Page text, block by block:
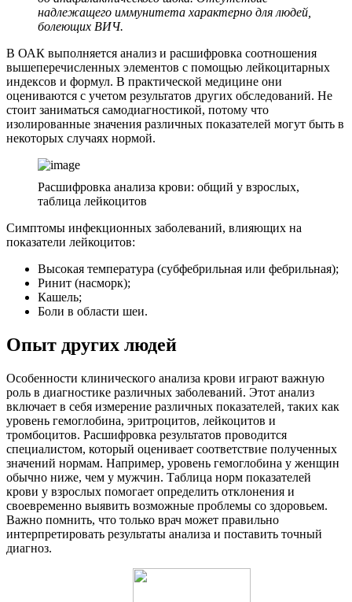
надлежащего иммунитета характерно для людей,
болеющих ВИЧ.
В ОАК выполняется анализ и расшифровка соотношения
вышеперечисленных элементов с помощью лейкоцитарных
индексов и формул. В практической медицине они
оцениваются с учетом результатов других обследований. Не
стоит заниматься самодиагностикой, потому что
изолированные значения различных показателей могут быть в
некоторых случаях нормой.
Расшифровка анализа крови: общий у взрослых,
таблица лейкоцитов
Симптомы инфекционных заболеваний, влияющих на
показатели лейкоцитов:
Высокая температура (субфебрильная или фебрильная);
Ринит (насморк);
Кашель;
Боли в области шеи.
Опыт других людей
Особенности клинического анализа крови играют важную
роль в диагностике различных заболеваний. Этот анализ
включает в себя измерение различных показателей, таких как
уровень гемоглобина, эритроцитов, лейкоцитов и
тромбоцитов. Расшифровка результатов проводится
специалистом, который оценивает соответствие полученных
значений нормам. Например, уровень гемоглобина у женщин
обычно ниже, чем у мужчин. Таблица норм показателей
крови у взрослых помогает определить отклонения и
своевременно выявить возможные проблемы со здоровьем.
Важно помнить, что только врач может правильно
интерпретировать результаты анализа и поставить точный
диагноз.